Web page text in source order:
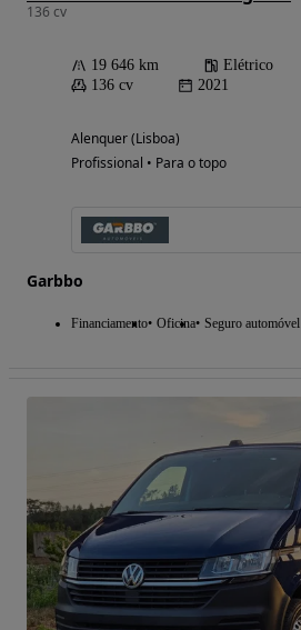
136 cv
19 646 km Elétrico
136 cv
2021
Alenquer (Lisboa)
Profissional • Para o topo
Garbbo
Financiamento Oficina Seguro automóvel